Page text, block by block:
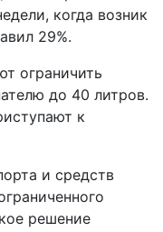
когда возник
29%.
ограничить
до 40 литров.
к
и средств
решение